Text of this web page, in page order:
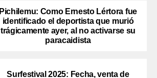
Pichilemu: Como Ernesto Lértora fue
identificado el deportista que murió
trágicamente ayer, al no activarse su
paracaidista
Surfestival 2025: Fecha, venta de